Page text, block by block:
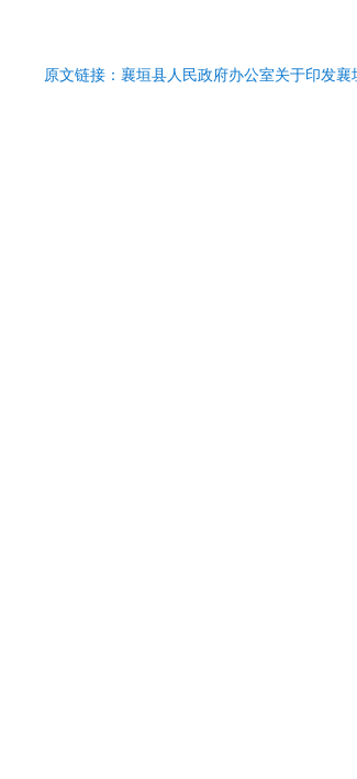
原文链接：襄垣县人民政府办公室关于印发